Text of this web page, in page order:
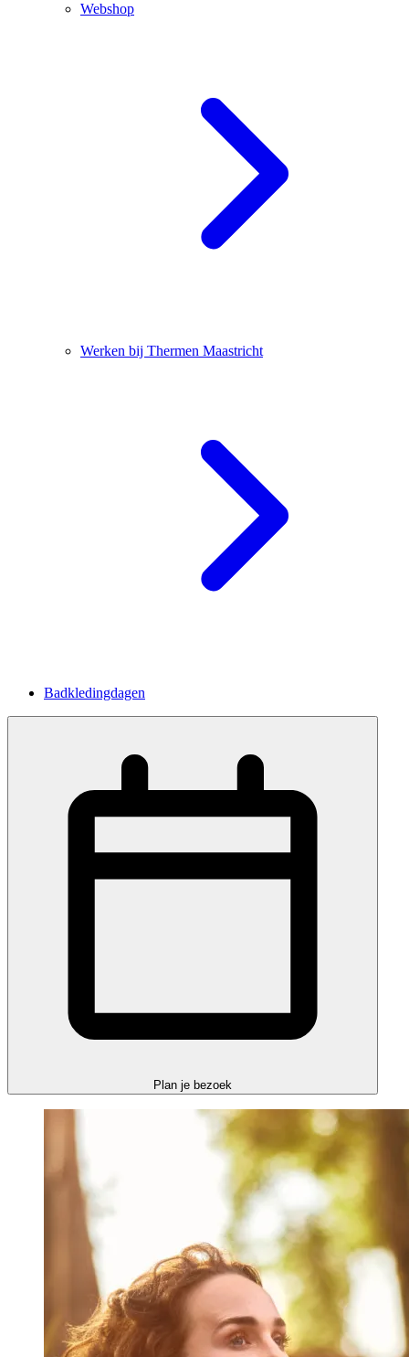
Webshop
Werken bij Thermen Maastricht
Badkledingdagen
Plan je bezoek